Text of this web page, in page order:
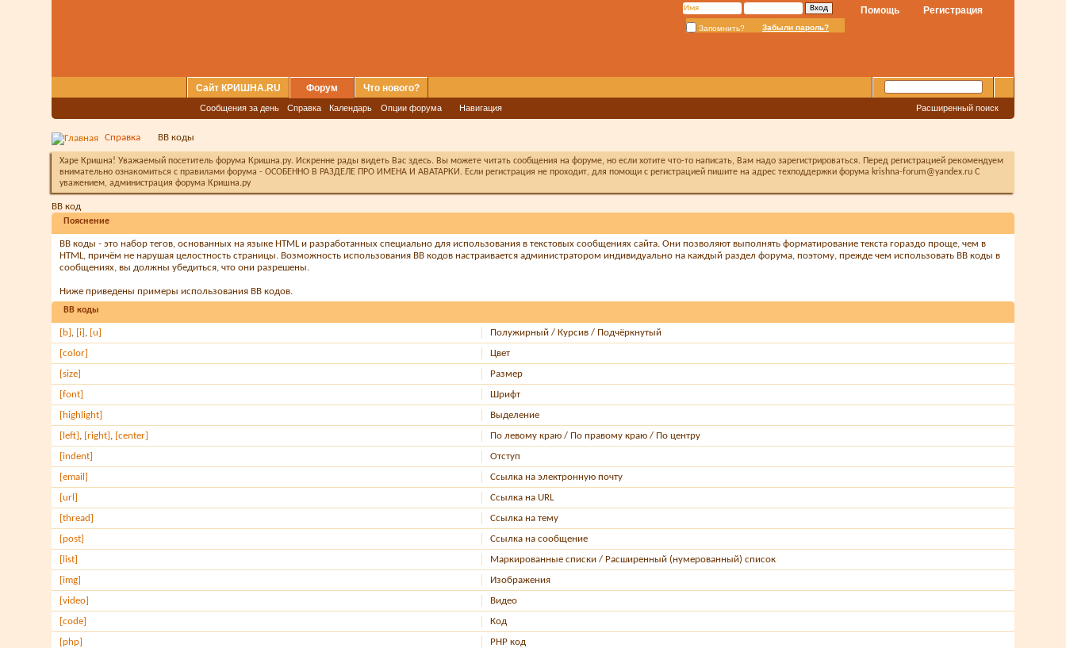
Регистрация
Помощь
Запомнить? Забыли пароль?
Сайт КРИШНА.RU Форум
Сообщения за день Справка Календарь Опции форума Навигация
Что нового?
Расширенный поиск
Справка BB коды
Харе Кришна! Уважаемый посетитель форума Кришна.ру. Искренне рады видеть Вас здесь. Вы можете читать сообщения на форуме, но если хотите что-то написать, Вам надо зарегистрироваться. Перед регистрацией рекомендуем
внимательно ознакомиться с правилами форума - ОСОБЕННО В РАЗДЕЛЕ ПРО ИМЕНА И АВАТАРКИ. Если регистрация не проходит, для помощи с регистрацией пишите на адрес техподдержки форума krishna-forum@yandex.ru С
уважением, администрация форума Кришна.ру
BB код
Пояснение
BB коды - это набор тегов, основанных на языке HTML и разработанных специально для использования в текстовых сообщениях сайта. Они позволяют выполнять форматирование текста гораздо проще, чем в
HTML, причём не нарушая целостность страницы. Возможность использования BB кодов настраивается администратором индивидуально на каждый раздел форума, поэтому, прежде чем использовать BB коды в
сообщениях, вы должны убедиться, что они разрешены.
Ниже приведены примеры использования BB кодов.
BB коды
Полужирный / Курсив / Подчёркнутый
[b] , [i] , [u]
Цвет
[color]
Размер
[size]
Шрифт
[font]
Выделение
[highlight]
По левому краю / По правому краю / По центру
[left] , [right] , [center]
Отступ
[indent]
Ссылка на электронную почту
[email]
Ссылка на URL
[url]
Ссылка на тему
[thread]
Ссылка на сообщение
[post]
Маркированные списки / Расширенный (нумерованный) список
[list]
Изображения
[img]
Видео
[video]
Код
[code]
PHP код
[php]